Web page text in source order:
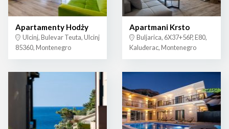
Apartamenty Hodży
Ulcinj, Bulevar Teuta, Ulcinj
85360, Montenegro
Apartmani Krsto
Buljarica, 6X37+56P, E80,
Kaluđerac, Montenegro